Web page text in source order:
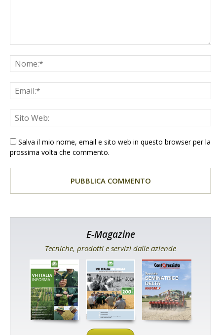
Salva il mio nome, email e sito web in questo browser per la
prossima volta che commento.
E-Magazine
Tecniche, prodotti e servizi dalle aziende